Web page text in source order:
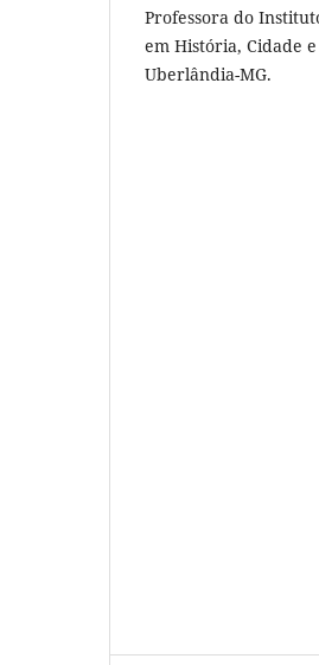
Professora do
em História, Cidade
Uberlândia-MG.